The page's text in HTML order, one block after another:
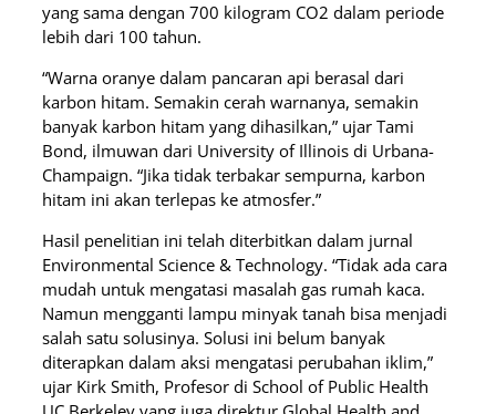
yang sama dengan 700 kilogram CO2 dalam periode
lebih dari 100 tahun.
“Warna oranye dalam pancaran api berasal dari
karbon hitam. Semakin cerah warnanya, semakin
banyak karbon hitam yang dihasilkan,” ujar Tami
Bond, ilmuwan dari University of Illinois di Urbana-
Champaign. “Jika tidak terbakar sempurna, karbon
hitam ini akan terlepas ke atmosfer.”
Hasil penelitian ini telah diterbitkan dalam jurnal
Environmental Science & Technology. “Tidak ada cara
mudah untuk mengatasi masalah gas rumah kaca.
Namun mengganti lampu minyak tanah bisa menjadi
salah satu solusinya. Solusi ini belum banyak
diterapkan dalam aksi mengatasi perubahan iklim,”
ujar Kirk Smith, Profesor di School of Public Health